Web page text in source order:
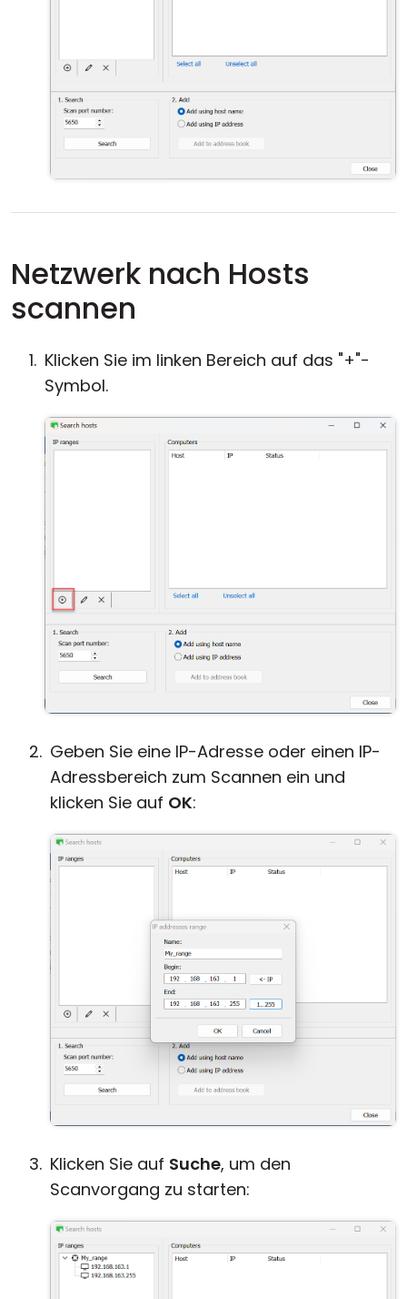
Netzwerk nach Hosts
scannen
Klicken Sie im linken Bereich auf das "+"-
Symbol.
Geben Sie eine IP-Adresse oder einen IP-
Adressbereich zum Scannen ein und
klicken Sie auf OK:
Klicken Sie auf Suche, um den
Scanvorgang zu starten: